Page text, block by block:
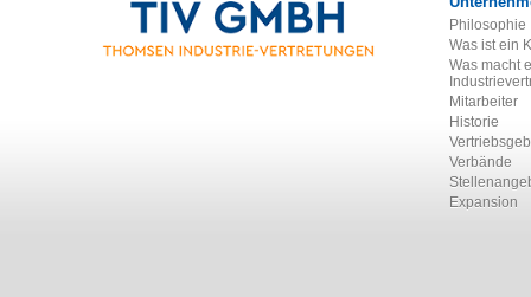
Philosophie
Was ist ein
Was macht
Mitarbeiter
Historie
Verbände
Expansion